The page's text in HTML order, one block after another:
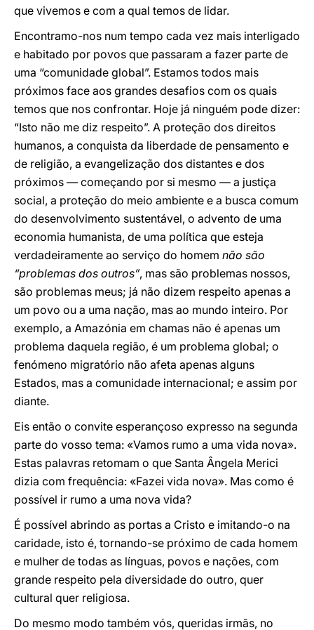
que vivemos e com a qual temos de lidar.
Encontramo-nos num tempo cada vez mais interligado
e habitado por povos que passaram a fazer parte de
uma “comunidade global”. Estamos todos mais
próximos face aos grandes desafios com os quais
temos que nos confrontar. Hoje já ninguém pode dizer:
“Isto não me diz respeito”. A proteção dos direitos
humanos, a conquista da liberdade de pensamento e
de religião, a evangelização dos distantes e dos
próximos — começando por si mesmo — a justiça
social, a proteção do meio ambiente e a busca comum
do desenvolvimento sustentável, o advento de uma
economia humanista, de uma política que esteja
verdadeiramente ao serviço do homem não são
“problemas dos outros”, mas são problemas nossos,
são problemas meus; já não dizem respeito apenas a
um povo ou a uma nação, mas ao mundo inteiro. Por
exemplo, a Amazónia em chamas não é apenas um
problema daquela região, é um problema global; o
fenómeno migratório não afeta apenas alguns
Estados, mas a comunidade internacional; e assim por
diante.
Eis então o convite esperançoso expresso na segunda
parte do vosso tema: «Vamos rumo a uma vida nova».
Estas palavras retomam o que Santa Ângela Merici
dizia com frequência: «Fazei vida nova». Mas como é
possível ir rumo a uma nova vida?
É possível abrindo as portas a Cristo e imitando-o na
caridade, isto é, tornando-se próximo de cada homem
e mulher de todas as línguas, povos e nações, com
grande respeito pela diversidade do outro, quer
cultural quer religiosa.
Do mesmo modo também vós, queridas irmãs, no